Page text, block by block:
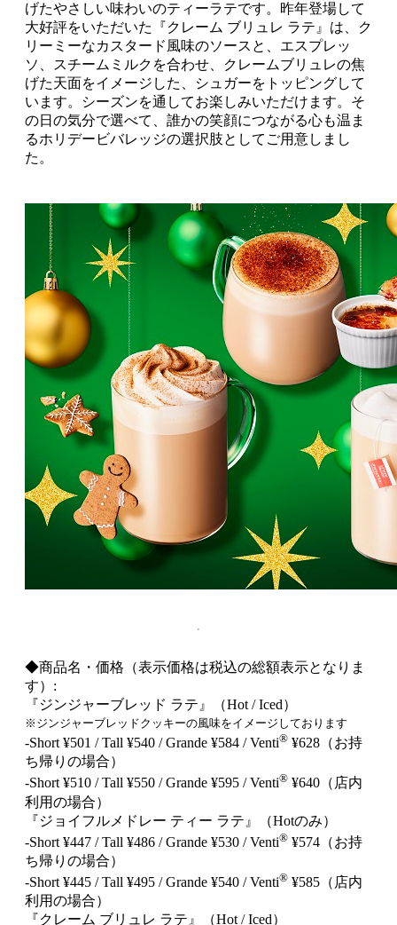
げたやさしい味わいのティーラテです。昨年登場して
大好評をいただいた『クレーム ブリュレ ラテ』は、ク
リーミーなカスタード風味のソースと、エスプレッ
ソ、スチームミルクを合わせ、クレームブリュレの焦
げた天面をイメージした、シュガーをトッピングして
います。シーズンを通してお楽しみいただけます。そ
の日の気分で選べて、誰かの笑顔につながる心も温ま
るホリデービバレッジの選択肢としてご用意しまし
た。
◆商品名・価格（表示価格は税込の総額表示となりま
す）:
『ジンジャーブレッド ラテ』（Hot / Iced）
※ジンジャーブレッドクッキーの風味をイメージしております
‐Short ¥501 / Tall ¥540 / Grande ¥584 / Venti® ¥628（お持
ち帰りの場合）
‐Short ¥510 / Tall ¥550 / Grande ¥595 / Venti® ¥640（店内
利用の場合）
『ジョイフルメドレー ティー ラテ』（Hotのみ）
‐Short ¥447 / Tall ¥486 / Grande ¥530 / Venti® ¥574（お持
ち帰りの場合）
‐Short ¥445 / Tall ¥495 / Grande ¥540 / Venti® ¥585（店内
利用の場合）
『クレーム ブリュレ ラテ』（Hot / Iced）